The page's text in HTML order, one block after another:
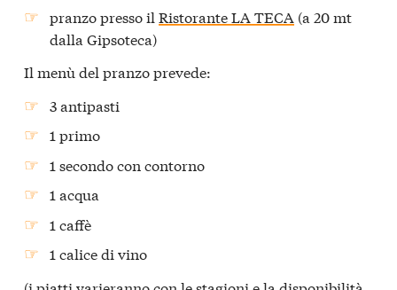
pranzo presso ilRistorante LA TECA (a 20 mt
dalla Gipsoteca)
Il menù del pranzo prevede:
3 antipasti
1 primo
1 secondo con contorno
1 acqua
1 caffè
1 calice di vino